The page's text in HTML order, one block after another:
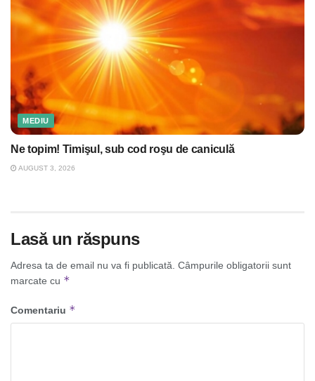
MEDIU
Ne topim! Timişul, sub cod roşu de caniculă
AUGUST 3, 2026
Lasă un răspuns
Adresa ta de email nu va fi publicată. Câmpurile obligatorii sunt
marcate cu *
Comentariu *